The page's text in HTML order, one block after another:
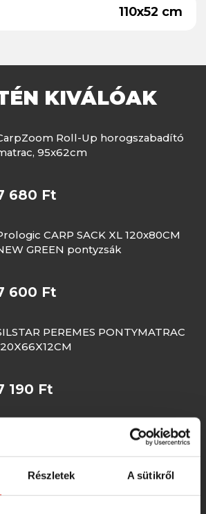
Részletek A sütikről
110x52 cm
KIVÁLÓAK
Roll-Up horogszabadító
95x62cm
680 Ft
CARP SACK XL 120x80CM
GREEN pontyzsák
600 Ft
PEREMES PONTYMATRAC
190 Ft
Carp Academy Pontymatrac
7 990 Ft